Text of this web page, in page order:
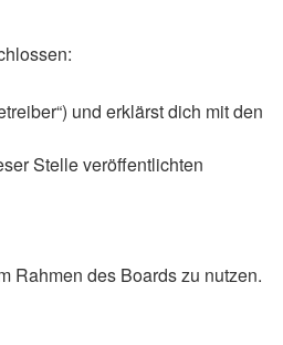
und erklärst dich mit den
Stelle veröffentlichten
Rahmen des Boards zu nutzen.